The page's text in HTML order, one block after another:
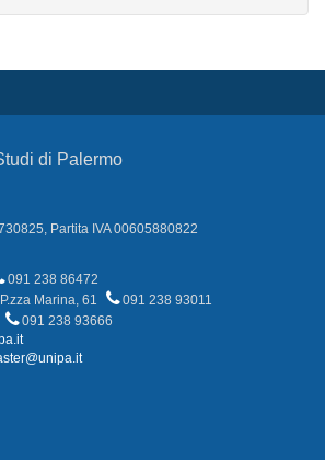
di Palermo
Partita IVA 00605880822
091 238 86472
Marina, 61
091 238 93011
091 238 93666